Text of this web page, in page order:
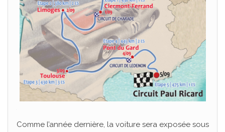
Comme l’année dernière, la voiture sera exposée sous